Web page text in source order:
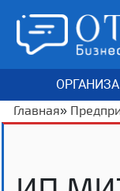
Главная»